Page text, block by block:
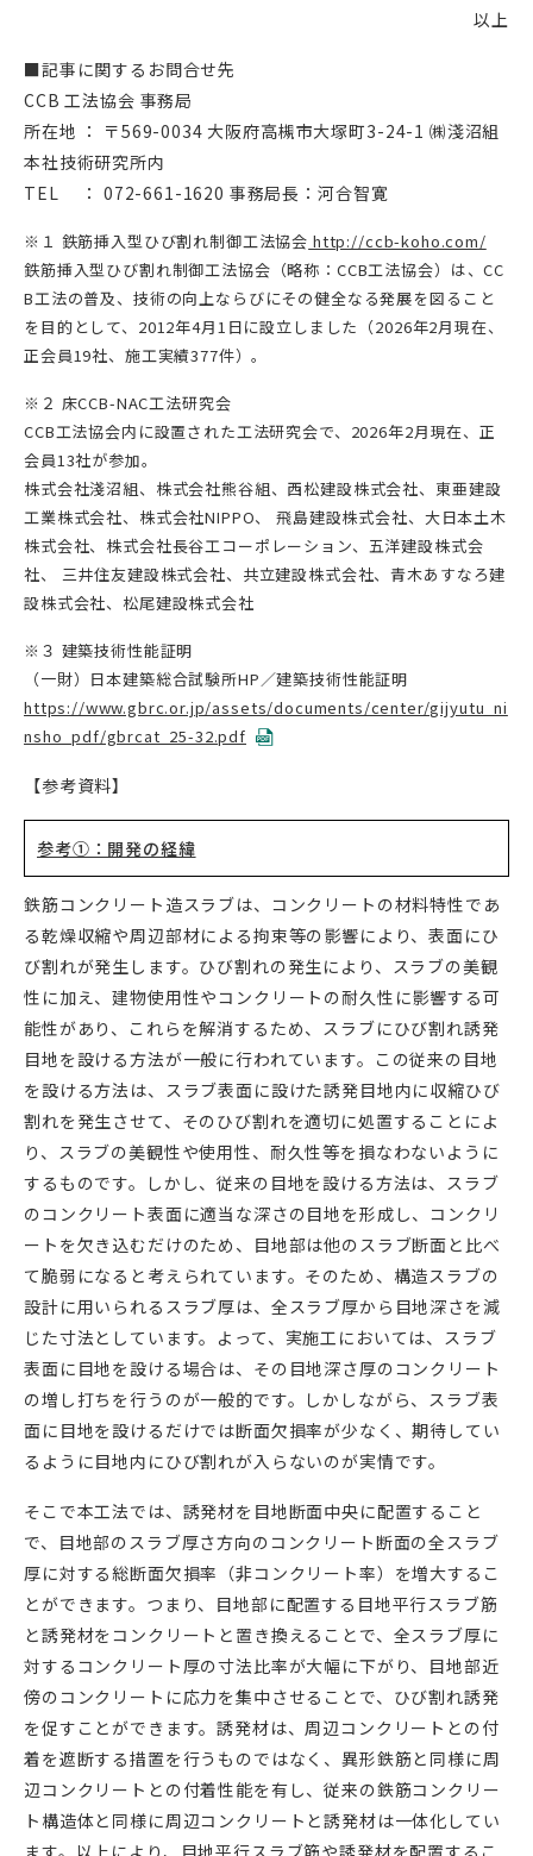
以上
■記事に関するお問合せ先
CCB 工法協会 事務局
所在地 ： 〒569-0034 大阪府高槻市大塚町3-24-1 ㈱淺沼組
本社技術研究所内
TEL ： 072-661-1620 事務局長：河合智寛
※１ 鉄筋挿入型ひび割れ制御工法協会 http://ccb-koho.com/
鉄筋挿入型ひび割れ制御工法協会（略称：CCB工法協会）は、CC
B工法の普及、技術の向上ならびにその健全なる発展を図ること
を目的として、2012年4月1日に設立しました（2026年2月現在、
正会員19社、施工実績377件）。
※２ 床CCB-NAC工法研究会
CCB工法協会内に設置された工法研究会で、2026年2月現在、正
会員13社が参加。
株式会社淺沼組、株式会社熊谷組、西松建設株式会社、東亜建設
工業株式会社、株式会社NIPPO、 飛島建設株式会社、大日本土木
株式会社、株式会社長谷工コーポレーション、五洋建設株式会
社、 三井住友建設株式会社、共立建設株式会社、青木あすなろ建
設株式会社、松尾建設株式会社
※３ 建築技術性能証明
（一財）日本建築総合試験所HP／建築技術性能証明
https://www.gbrc.or.jp/assets/documents/center/gijyutu_ni
nsho_pdf/gbrcat_25-32.pdf
【参考資料】
参考①：開発の経緯
鉄筋コンクリート造スラブは、コンクリートの材料特性であ
る乾燥収縮や周辺部材による拘束等の影響により、表面にひ
び割れが発生します。ひび割れの発生により、スラブの美観
性に加え、建物使用性やコンクリートの耐久性に影響する可
能性があり、これらを解消するため、スラブにひび割れ誘発
目地を設ける方法が一般に行われています。この従来の目地
を設ける方法は、スラブ表面に設けた誘発目地内に収縮ひび
割れを発生させて、そのひび割れを適切に処置することによ
り、スラブの美観性や使用性、耐久性等を損なわないように
するものです。しかし、従来の目地を設ける方法は、スラブ
のコンクリート表面に適当な深さの目地を形成し、コンクリ
ートを欠き込むだけのため、目地部は他のスラブ断面と比べ
て脆弱になると考えられています。そのため、構造スラブの
設計に用いられるスラブ厚は、全スラブ厚から目地深さを減
じた寸法としています。よって、実施工においては、スラブ
表面に目地を設ける場合は、その目地深さ厚のコンクリート
の増し打ちを行うのが一般的です。しかしながら、スラブ表
面に目地を設けるだけでは断面欠損率が少なく、期待してい
るように目地内にひび割れが入らないのが実情です。
そこで本工法では、誘発材を目地断面中央に配置すること
で、目地部のスラブ厚さ方向のコンクリート断面の全スラブ
厚に対する総断面欠損率（非コンクリート率）を増大するこ
とができます。つまり、目地部に配置する目地平行スラブ筋
と誘発材をコンクリートと置き換えることで、全スラブ厚に
対するコンクリート厚の寸法比率が大幅に下がり、目地部近
傍のコンクリートに応力を集中させることで、ひび割れ誘発
を促すことができます。誘発材は、周辺コンクリートとの付
着を遮断する措置を行うものではなく、異形鉄筋と同様に周
辺コンクリートとの付着性能を有し、従来の鉄筋コンクリー
ト構造体と同様に周辺コンクリートと誘発材は一体化してい
ます。以上により、目地平行スラブ筋や誘発材を配置するこ